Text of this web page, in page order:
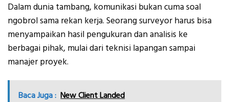
Dalam dunia tambang, komunikasi bukan cuma soal
ngobrol sama rekan kerja. Seorang surveyor harus bisa
menyampaikan hasil pengukuran dan analisis ke
berbagai pihak, mulai dari teknisi lapangan sampai
manajer proyek.
Baca Juga : New Client Landed